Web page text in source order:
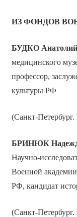
ИЗ ФОНДОВ
БУДКО Анатолий
медицинского
профессор,
культуры РФ
(Санкт-
БРИНЮК
Научно-
Военной
РФ, кандидат
(Санкт-